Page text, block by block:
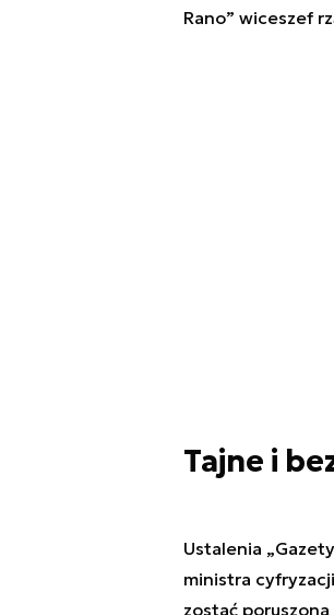
Rano” wiceszef
Tajne i
Ustalenia
ministra
zostać